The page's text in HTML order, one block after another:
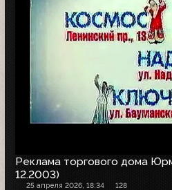
Реклама торгового дома
12.2003)
25 апреля 2026, 18:34 128